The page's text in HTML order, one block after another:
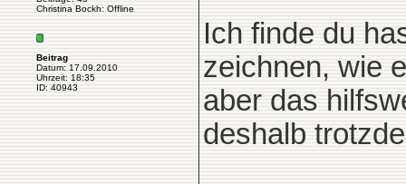
Christina Bockh: Offline
Beitrag
Datum: 17.09.2010
Uhrzeit: 18:35
ID: 40943
Ich finde du
zeichnen, wie
aber das
deshalb